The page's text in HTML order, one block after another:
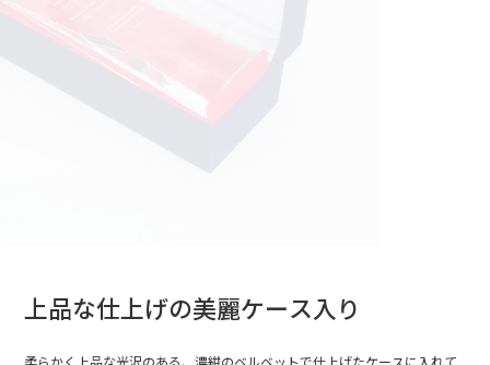
上品な仕上げの美麗ケース入り